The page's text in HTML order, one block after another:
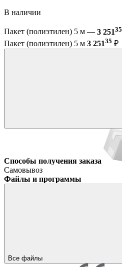
В наличии
Пакет (полиэтилен) 5 м — 3 25135
Пакет (полиэтилен) 5 м 3 25135 ₽
Способы получения заказа
Самовывоз
Файлы и программы
Все файлы